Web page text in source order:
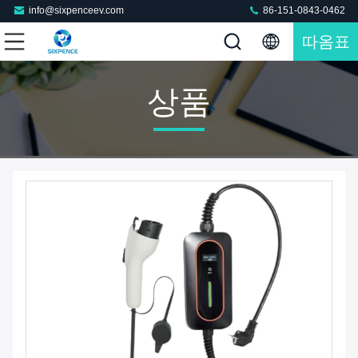
info@sixpenceev.com 86-151-0843-0462
따옴표
상품